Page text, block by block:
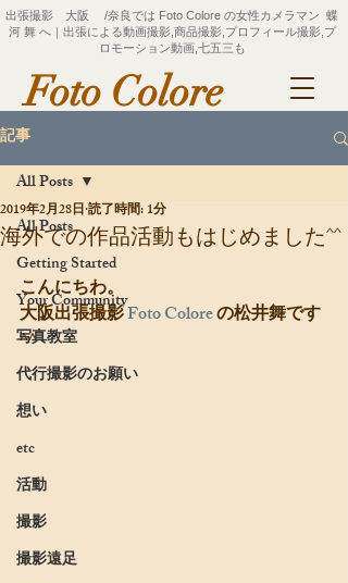
Foto Colore
出張撮影 大阪 /奈良では Foto Colore の女性カメラマン 蝶
河 舞 へ｜出張による動画撮影,商品撮影,プロフィール撮影,プ
ロモーション動画,七五三も
記事
All Posts
Getting Started
Your Community
写真教室
代行撮影のお願い
想い
etc
活動
撮影
撮影遠足
All Posts
海外での作品活動もはじめました^^
2019年2月28日読了時間: 1分
こんにちわ。
大阪出張撮影 Foto Colore の松井舞です
^^